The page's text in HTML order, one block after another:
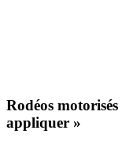
Rodéos
appliquer »